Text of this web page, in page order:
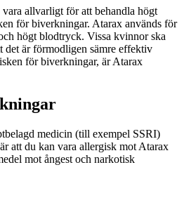
allvarligt för att behandla högt
för biverkningar. Atarax används för
högt blodtryck. Vissa kvinnor ska
det är förmodligen sämre effektiv
för biverkningar, är Atarax
medicin (till exempel SSRI)
att du kan vara allergisk mot Atarax
mot ångest och narkotisk